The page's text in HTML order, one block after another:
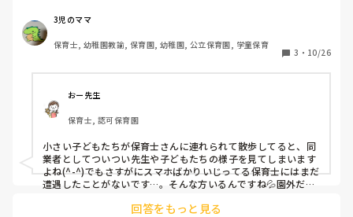
も達は見ておらず…公園ですのでこっちが心配になりまし
た。
3児のママ
保育士, 幼稚園教諭, 保育園, 幼稚園, 公立保育園, 学童保育
3 ・ 10/26
おー先生
保育士, 認可保育園
小さい子どもたちが保育士さんに連れられて散歩してると、同
業者としてついつい先生や子どもたちの様子を見てしまいます
よね(^-^)でもさすがにスマホばかりいじってる保育士にはまだ
遭遇したことがないです…。そんな方いるんですね💦園外だと
しっかりと持ってもらいたいです！
回答をもっと見る